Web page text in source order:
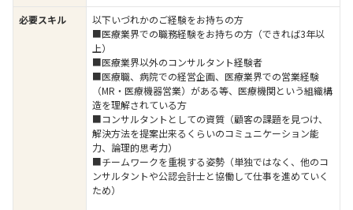
必要スキル
以下いづれかのご経験をお持ちの方
■医療業界での職務経験をお持ちの方（できれば3年以
上）
■医療業界以外のコンサルタント経験者
■医療職、病院での経営企画、医療業界での営業経験
（MR・医療機器営業）がある等、医療機関という組織構
造を理解されている方
■コンサルタントとしての資質（顧客の課題を見つけ、
解決方法を提案出来るくらいのコミュニケーション能
力、論理的思考力）
■チームワークを重視する姿勢（単独ではなく、他のコ
ンサルタントや公認会計士と協働して仕事を進めていく
ため）